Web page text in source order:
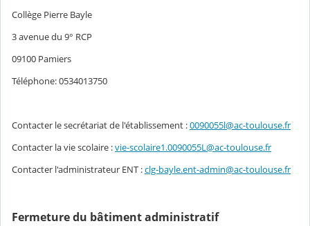
Collège Pierre Bayle
3 avenue du 9° RCP
09100 Pamiers
Téléphone: 0534013750
Contacter le secrétariat de l'établissement :0090055l@ac-toulouse.fr
Contacter la vie scolaire :vie-scolaire1.0090055L@ac-toulouse.fr
Contacter l'administrateur ENT :clg-bayle.ent-admin@ac-toulouse.fr
Fermeture du bâtiment administratif